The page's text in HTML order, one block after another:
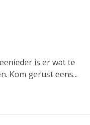
is er wat te
Kom gerust eens...